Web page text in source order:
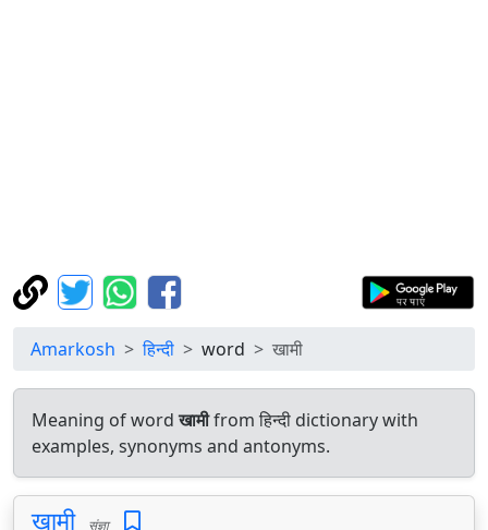
Amarkosh हिन्दी word खामी
Meaning of wordखामीfrom हिन्दी dictionary with
examples, synonyms and antonyms.
खामी संज्ञा